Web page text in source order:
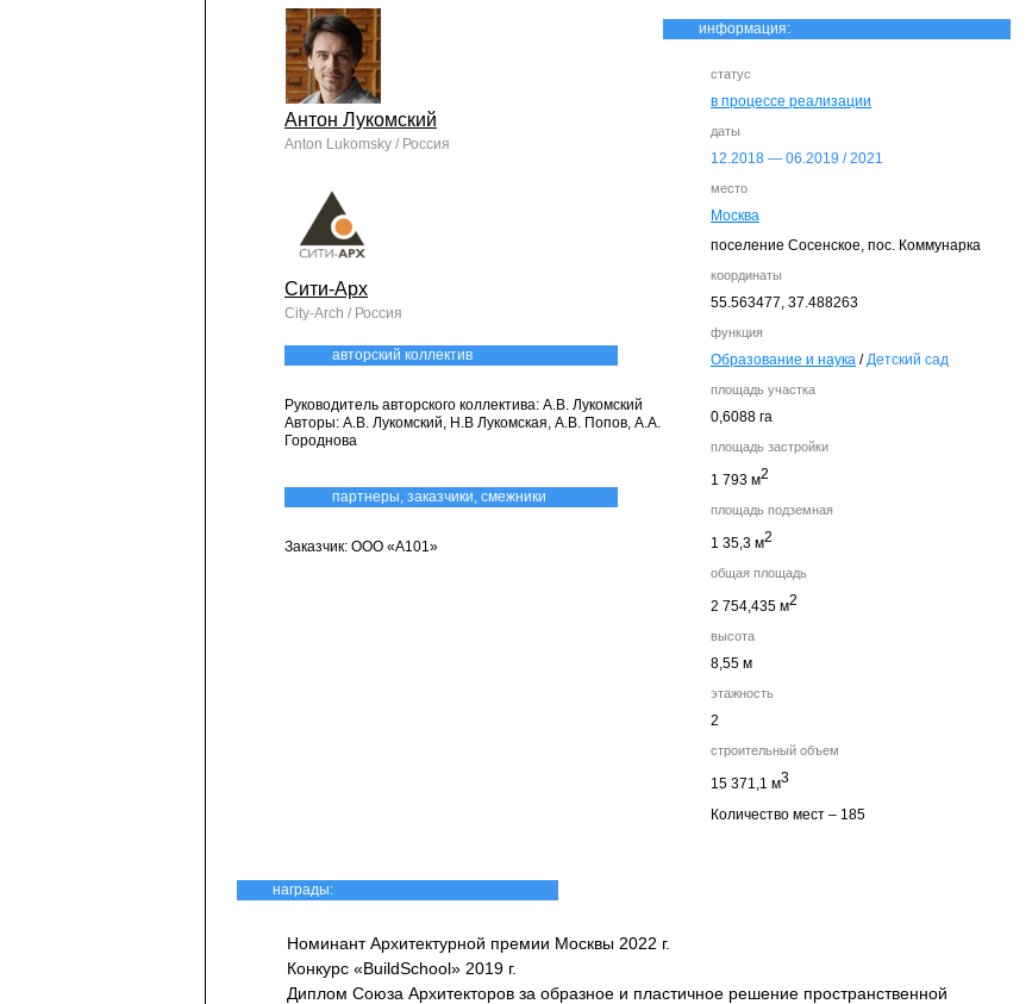
информация:
статус
в процессе реализации
даты
12.2018 — 06.2019 /2021
место
Москва
поселение Сосенское, пос. Коммунарка
координаты
55.563477, 37.488263
функция
Образование и наука /Детский сад
площадь участка
0,6088 га
площадь застройки
1 793 м2
площадь подземная
1 35,3 м2
общая площадь
2 754,435 м2
высота
8,55 м
этажность
2
строительный объем
15 371,1 м3
Количество мест – 185
Антон Лукомский
Anton Lukomsky / Россия
Сити-Арх
City-Arch / Россия
авторский коллектив
​Руководитель авторского коллектива: А.В. Лукомский
Авторы: А.В. Лукомский, Н.В Лукомская, А.В. Попов, А.А.
Городнова
партнеры, заказчики, смежники
Заказчик: ООО «А101»
награды:
Номинант Архитектурной премии Москвы 2022 г.
Конкурс «BuildSchool» 2019 г.
Диплом Союза Архитекторов за образное и пластичное решение пространственной